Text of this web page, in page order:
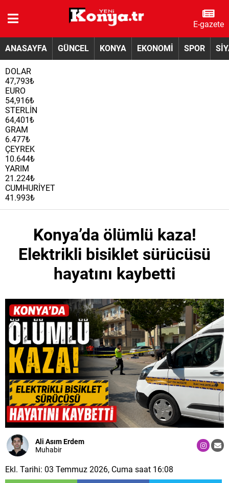
E-gazete
ANASAYFA GÜNCEL KONYA EKONOMİ SPOR
DOLAR
47,793₺
EURO
54,916₺
STERLİN
64,401₺
GRAM
6.477₺
ÇEYREK
10.644₺
YARIM
21.224₺
CUMHURİYET
41.993₺
Konya’da ölümlü kaza!
Elektrikli bisiklet sürücüsü
hayatını kaybetti
Ali Asım Erdem
Muhabir
Ekl. Tarihi: 03 Temmuz 2026, Cuma saat 16:08